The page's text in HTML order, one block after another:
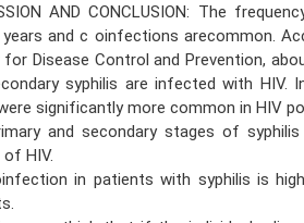
AND CONCLUSION: The
and c oinfections arecommon.
for Disease Control and Prevention,
syphilis are infected with HIV.
significantly more common in HIV
and secondary stages of
HIV.
in patients with syphilis is